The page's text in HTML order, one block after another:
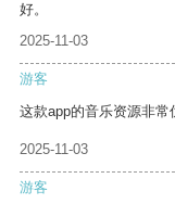
好。
2025-11-03
游客
这款app的音乐资源非常
2025-11-03
游客